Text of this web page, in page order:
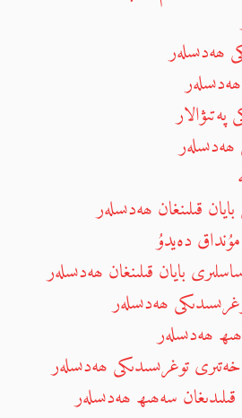
ھەدىسلەر
ھەدىسلەر
قىلىنغان ھەدىسلەر
دەيدۇ
بايان قىلىنغان ھەدىسلەر
ھەدىسلەر
ھەدىسلەر
توغرىسىدىكى ھەدىسلەر
سەھىھ ھەدىسلەر